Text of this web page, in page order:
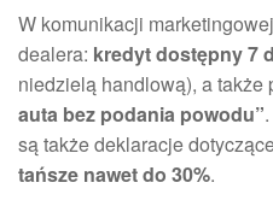
W komunikacji
dealera: kredyt dostępny 7
niedzielą handlową), a także
auta bez podania powodu”
są także deklaracje
tańsze nawet do 30%.